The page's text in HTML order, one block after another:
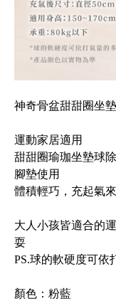
神奇骨盆甜甜圈坐
運動家居適用
甜甜圈瑜珈坐墊球
腳墊使用
體積輕巧，充起氣
大人小孩皆適合的
耍
PS.球的軟硬度可依
顏色：粉藍